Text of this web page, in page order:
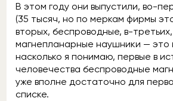
В этом году они выпустили, во-
(35 тысяч, но по меркам фирмы
вторых, беспроводные, в-третьих,
магнепланарные наушники — это
насколько я понимаю, первые в
человечества беспроводные
уже вполне достаточно для
списке.